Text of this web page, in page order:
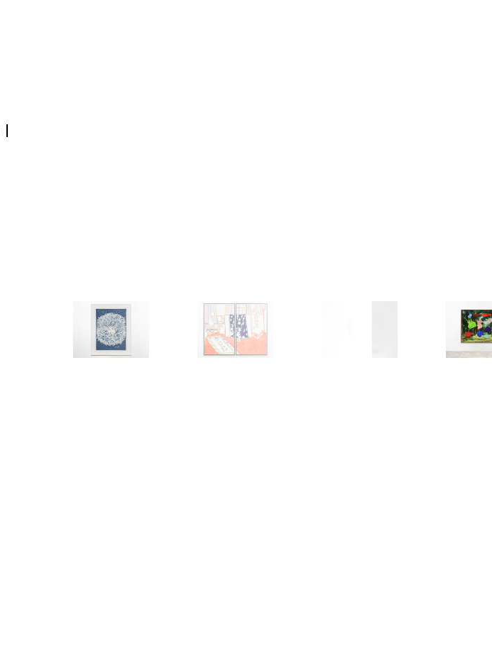
Jose Dávila
Untitled (L’atelier rose)
, 2023
Archival pigment print
224 x 275 x 8 cm (total)